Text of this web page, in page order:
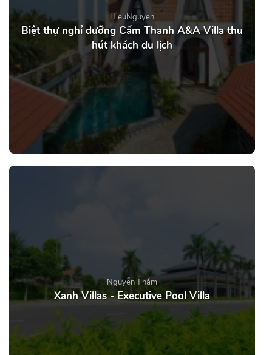
HieuNguyen
Biệt thự nghỉ dưỡng Cẩm Thanh A&A Villa thu
hút khách du lịch
Nguyễn Thắm
Xanh Villas - Executive Pool Villa